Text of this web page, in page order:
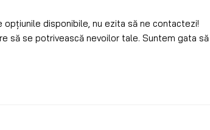
disponibile, nu ezita să ne contactezi!
să se potrivească nevoilor tale. Suntem gata să